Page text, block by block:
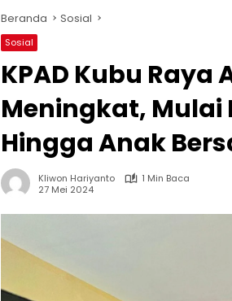
Beranda Sosial
Sosial
KPAD Kubu Raya
Meningkat, Mulai
Hingga Anak
Kliwon Hariyanto
1 Min Baca
27 Mei 2024